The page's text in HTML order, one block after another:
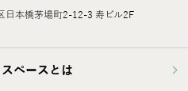
本橋茅場町2-12-3 寿ビル2F
ペースとは